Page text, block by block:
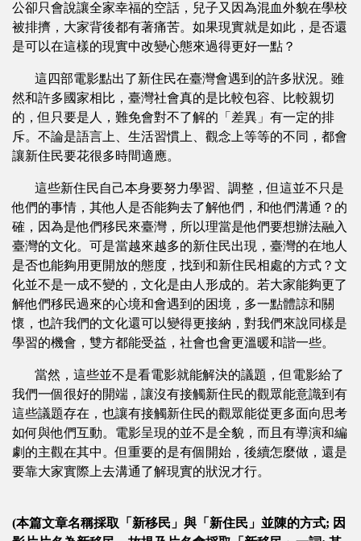
公卻只會說讓全家幸福的空話，兒子又因為混血外貌在學校
被排擠，大家背後都有著痛苦。如果現實就是如此，是否還
是可以在這樣的現實中改變心態來過得更好一點？
這四部電影點出了新住民在臺灣會遇到的許多狀況。雖
然和許多國家相比，臺灣社會真的是比較包容、比較親切
的，但只要是人，難免會對不了解的「差異」有一定的排
斥。不論是語言上、生活習慣上、觀念上等等的不同，都會
讓新住民要花很多時間適應。
這些新住民自己本身要努力學習、調整，但這並不只是
他們的事情，其他人是否能夠去了解他們，和他們溝通？的
確，因為是他們移民來臺灣，所以理當是他們要想辦法融入
臺灣的文化。可是當越來越多的新住民出現，臺灣的在地人
是否也能夠用更開放的態度，找到和新住民相處的方式？文
化並不是一成不變的，文化是由人形成的。若大家能夠更了
解他們移民過來的心境和會遇到的困境，多一點體諒和關
懷，也許我們的文化還可以變得更接納，對我們來說同樣是
學習的機會，雙方都能受益，社會也會更溫暖和諧一些。
當然，這些並不是看電影就能解決的議題，但電影給了
我們一個很好的開端，讓沒有接觸新住民的觀眾能意識到有
這些議題存在，也讓有接觸新住民的觀眾能從更多面向思考
如何與他們互動。電影呈現的並不是全貌，而且有導演和編
劇的主觀在其中。但重要的是有個開始，後續怎麼做，還是
要靠大家實際上去溝通了解現實的狀況才行。
(本篇文章名稱採取「新移民」與「新住民」並陳的方式; 因